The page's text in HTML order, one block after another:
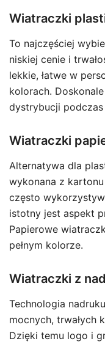
Wiatraczki
To najczęściej
niskiej cenie i
lekkie, łatwe w
kolorach.
dystrybucji
Wiatraczki
Alternatywa dla
wykonana z
często
istotny jest aspekt
Papierowe
pełnym kolorze.
Wiatraczki z
Technologia
mocnych, trwałych
Dzięki temu logo i